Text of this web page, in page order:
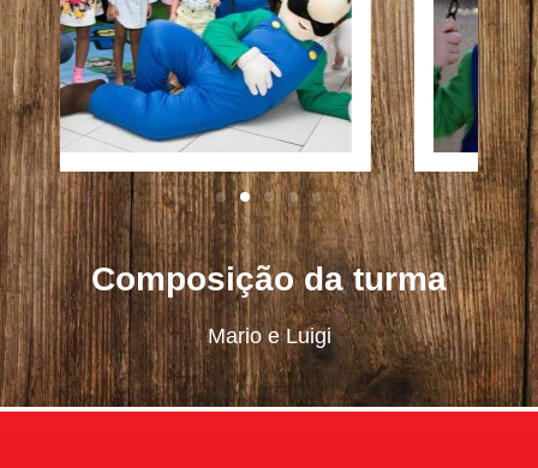
Composição da turma
Mario e Luigi